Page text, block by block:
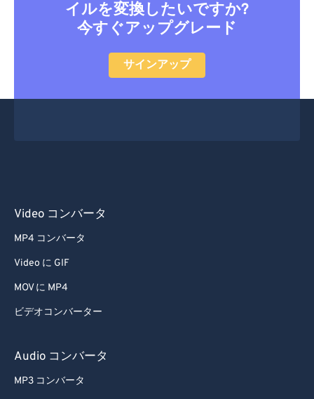
イルを変換したいですか?
今すぐアップグレード
サインアップ
Video コンバータ
MP4 コンバータ
Video に GIF
MOV に MP4
ビデオコンバーター
Audio コンバータ
MP3 コンバータ